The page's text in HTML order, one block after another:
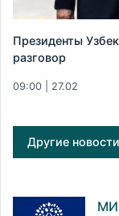
Президенты
разговор
09:00 | 27.02
Другие новости